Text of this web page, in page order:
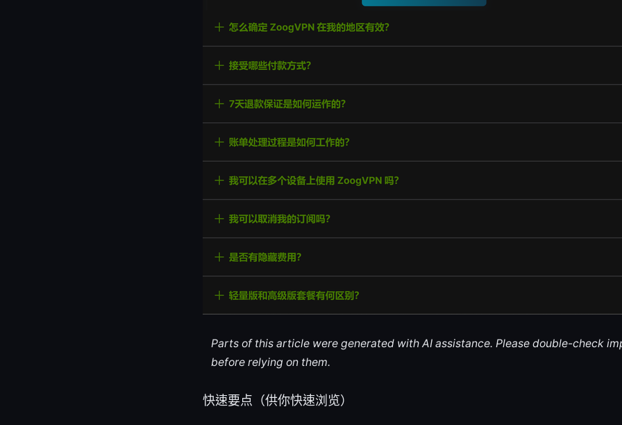
Parts of this article were generated with AI assistance. Please double-check
before relying on them.
快速要点（供你快速浏览）